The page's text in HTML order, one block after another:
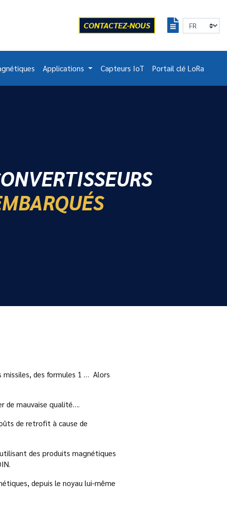
CONTACTEZ-NOUS
Applications Capteurs IoT Portail clé LoRa
missiles, des formules 1 … Alors
de mauvaise qualité….
de retrofit à cause de
des produits magnétiques
depuis le noyau lui-même